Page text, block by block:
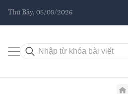
Thứ Bảy, 08/08/2026